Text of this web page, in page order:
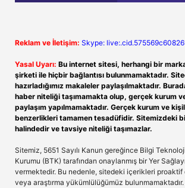
Reklam ve İletişim: Skype:
Yasal Uyarı: Bu internet sitesi, herhangi bir
şirketi ile hiçbir bağlantısı bulunmamaktadır.
hazırladığımız makaleler paylaşılmaktadır.
haber niteliği taşımamakta olup, gerçek kurum
paylaşım yapılmamaktadır. Gerçek kurum ve
benzerlikleri tamamen tesadüfidir. Sitemizdeki
halindedir ve tavsiye niteliği taşımazlar.
Sitemiz, 5651 Sayılı Kanun gereğince Bilgi
Kurumu (BTK) tarafından onaylanmış bir Yer
vermektedir. Bu nedenle, sitedeki içerikleri
veya araştırma yükümlülüğümüz